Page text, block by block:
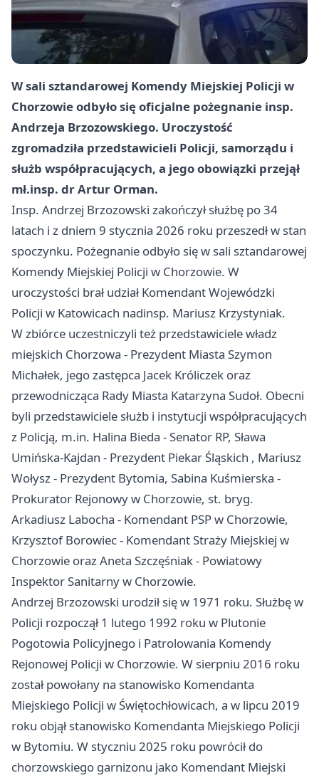
W sali sztandarowej Komendy Miejskiej Policji w
Chorzowie odbyło się oficjalne pożegnanie insp.
Andrzeja Brzozowskiego. Uroczystość
zgromadziła przedstawicieli Policji, samorządu i
służb współpracujących, a jego obowiązki przejął
mł.insp. dr Artur Orman.
Insp. Andrzej Brzozowski zakończył służbę po 34
latach i z dniem 9 stycznia 2026 roku przeszedł w stan
spoczynku. Pożegnanie odbyło się w sali sztandarowej
Komendy Miejskiej Policji w Chorzowie. W
uroczystości brał udział Komendant Wojewódzki
Policji w Katowicach nadinsp. Mariusz Krzystyniak.
W zbiórce uczestniczyli też przedstawiciele władz
miejskich Chorzowa - Prezydent Miasta Szymon
Michałek, jego zastępca Jacek Króliczek oraz
przewodnicząca Rady Miasta Katarzyna Sudoł. Obecni
byli przedstawiciele służb i instytucji współpracujących
z Policją, m.in. Halina Bieda - Senator RP, Sława
Umińska-Kajdan - Prezydent Piekar Śląskich , Mariusz
Wołysz - Prezydent Bytomia, Sabina Kuśmierska -
Prokurator Rejonowy w Chorzowie, st. bryg.
Arkadiusz Labocha - Komendant PSP w Chorzowie,
Krzysztof Borowiec - Komendant Straży Miejskiej w
Chorzowie oraz Aneta Szczęśniak - Powiatowy
Inspektor Sanitarny w Chorzowie.
Andrzej Brzozowski urodził się w 1971 roku. Służbę w
Policji rozpoczął 1 lutego 1992 roku w Plutonie
Pogotowia Policyjnego i Patrolowania Komendy
Rejonowej Policji w Chorzowie. W sierpniu 2016 roku
został powołany na stanowisko Komendanta
Miejskiego Policji w Świętochłowicach, a w lipcu 2019
roku objął stanowisko Komendanta Miejskiego Policji
w Bytomiu. W styczniu 2025 roku powrócił do
chorzowskiego garnizonu jako Komendant Miejski